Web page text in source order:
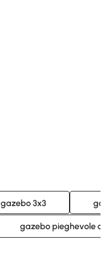
gazebo 3x3
gazebo pieghevole